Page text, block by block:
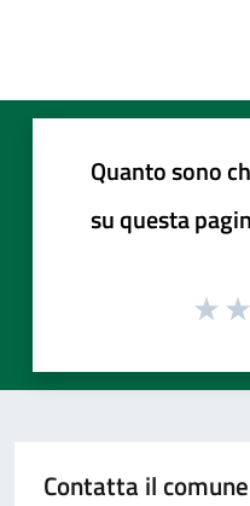
Quanto sono
su questa
Contatta il comune